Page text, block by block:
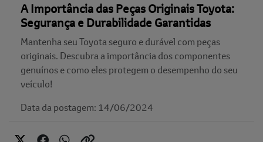
A Importância das Peças Originais Toyota:
Segurança e Durabilidade Garantidas
Mantenha seu Toyota seguro e durável com peças
originais. Descubra a importância dos componentes
genuínos e como eles protegem o desempenho do seu
veículo!
Data da postagem: 14/06/2024